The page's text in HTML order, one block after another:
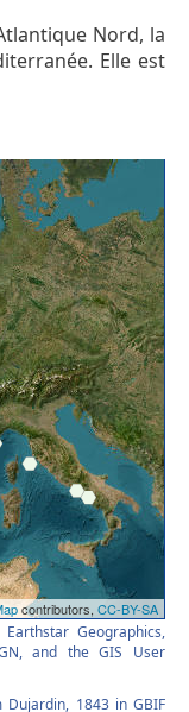
Nord, la
Elle est
Geographics,
and the GIS User
Dujardin, 1843 in GBIF